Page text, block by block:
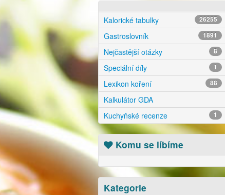
Kalorické tabulky 26255
Gastroslovník 1891
Nejčastější otázky 8
Speciální díly 1
Lexikon koření 88
Kalkulátor GDA
Kuchyňské recenze
1
Komu se líbíme
Kategorie